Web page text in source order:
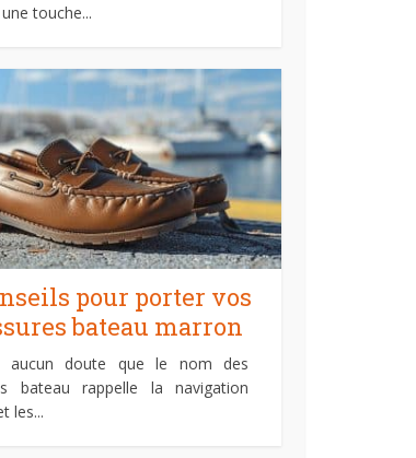
touche...
pour porter vos
bateau marron
doute que le nom des
bateau rappelle la navigation
les...